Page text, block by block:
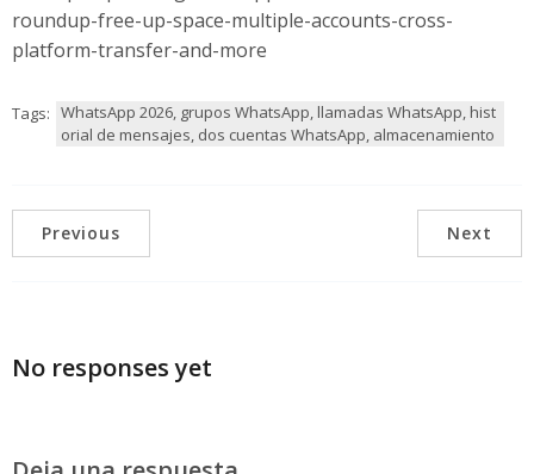
roundup-free-up-space-multiple-accounts-cross-
platform-transfer-and-more
Tags: WhatsApp 2026, grupos WhatsApp, llamadas WhatsApp, hist
orial de mensajes, dos cuentas WhatsApp, almacenamiento
Previous Next
No responses yet